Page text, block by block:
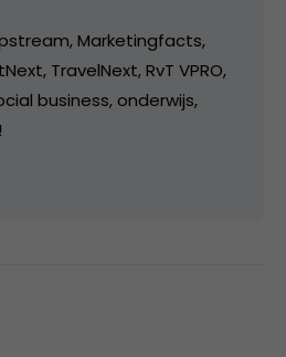
Marketingfacts,
TravelNext, RvT VPRO,
business, onderwijs,